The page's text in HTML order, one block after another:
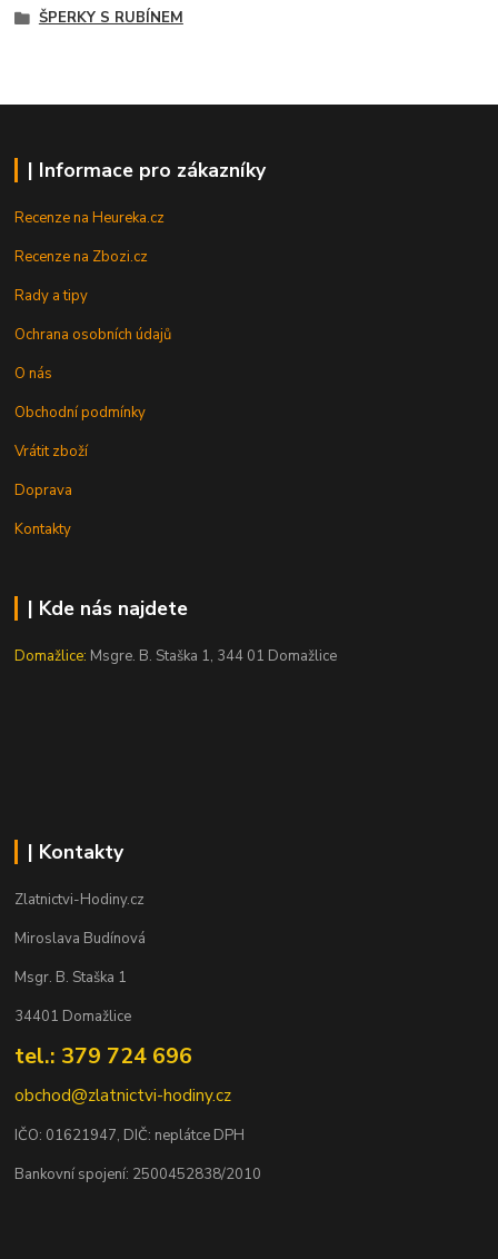
ŠPERKY S RUBÍNEM
| Informace pro zákazníky
Recenze na Heureka.cz
Recenze na Zbozi.cz
Rady a tipy
Ochrana osobních údajů
O nás
Obchodní podmínky
Vrátit zboží
Doprava
Kontakty
| Kde nás najdete
Domažlice: Msgre. B. Staška 1, 344 01 Domažlice
| Kontakty
Zlatnictvi-Hodiny.cz
Miroslava Budínová
Msgr. B. Staška 1
34401 Domažlice
tel.: 379 724 696
obchod@zlatnictvi-hodiny.cz
IČO: 01621947, DIČ: neplátce DPH
Bankovní spojení: 2500452838/2010